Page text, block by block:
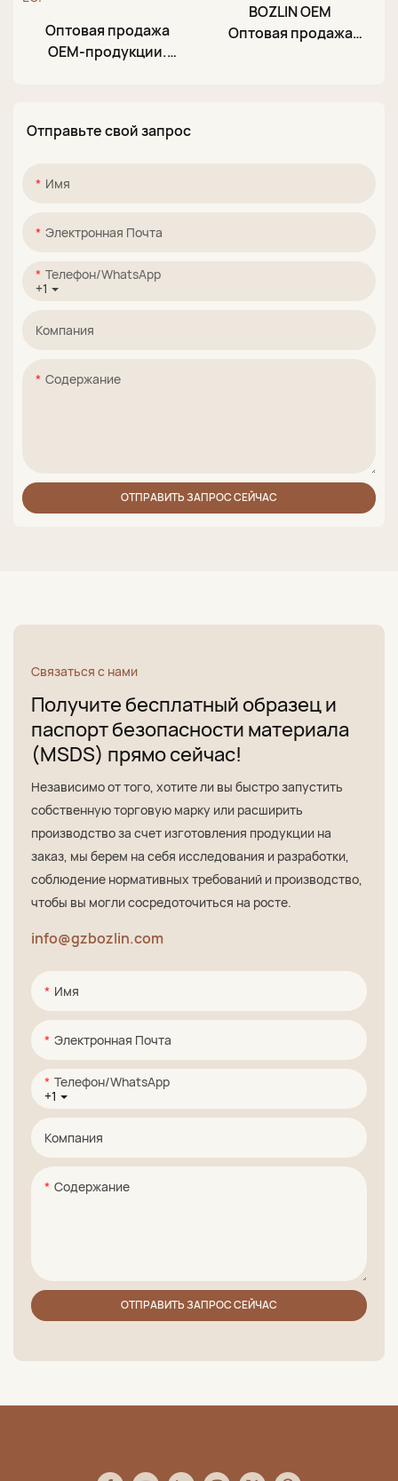
Оптовая продажа
OEM-продукции.
объемом 15 мл, не
протирания,
BOZLIN OEM
Оптовая продажа
Отправьте свой запрос
Имя
Электронная Почта
+1
Телефон/WhatsApp
Компания
Содержание
ОТПРАВИТЬ ЗАПРОС СЕЙЧАС
Связаться с нами
Получите бесплатный образец и
паспорт безопасности материала
(MSDS) прямо сейчас!
Независимо от того, хотите ли вы быстро запустить
собственную торговую марку или расширить
производство за счет изготовления продукции на
заказ, мы берем на себя исследования и разработки,
соблюдение нормативных требований и производство,
чтобы вы могли сосредоточиться на росте.
info@gzbozlin.com
Имя
Электронная Почта
+1
Телефон/WhatsApp
Компания
Содержание
ОТПРАВИТЬ ЗАПРОС СЕЙЧАС